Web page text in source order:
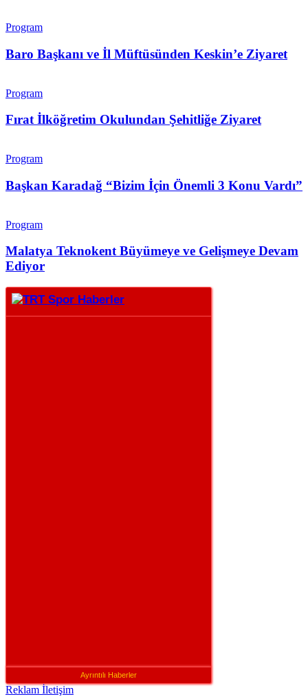
Program
Baro Başkanı ve İl Müftüsünden Keskin’e Ziyaret
Program
Fırat İlköğretim Okulundan Şehitliğe Ziyaret
Program
Başkan Karadağ “Bizim İçin Önemli 3 Konu Vardı”
Program
Malatya Teknokent Büyümeye ve Gelişmeye Devam
Ediyor
Ayrıntılı Haberler
Reklam İletişim